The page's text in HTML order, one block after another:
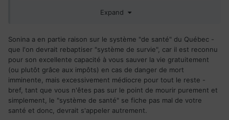
Québec ressemble au niveau de la santé a un pays du tiers
monde!!! établissement a la limite de l'insalubrité
Manque énorme de personnels , personnels raciste pour
beaucoup ne supporte pas les agences, gros manque
d'organisation, travail très mal fait.
Il y a beaucoup de harcèlement moral dans ce milieu entre
collègues et au niveau hiérarchique!!!
Expand
Sonina a en partie raison sur le système "de santé" du Québec -
que l'on devrait rebaptiser "système de survie", car il est reconnu
pour son excellente capacité à vous sauver la vie gratuitement
(ou plutôt grâce aux impôts) en cas de danger de mort
imminente, mais excessivement médiocre pour tout le reste -
bref, tant que vous n'êtes pas sur le point de mourir purement et
simplement, le "système de santé" se fiche pas mal de votre
santé et donc, devrait s'appeler autrement.